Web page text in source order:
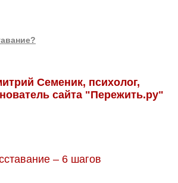
Семеник, психолог,
сайта "Пережить.ру"
– 6 шагов